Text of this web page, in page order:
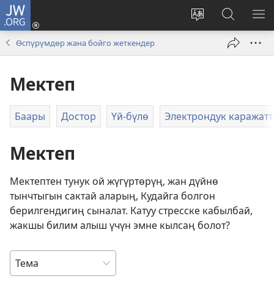
JW.ORG
Башка
тандоо
Кирүү
(жаңы
JW.ORG
сайтынан
Өспүрүмдөр жана бойго жеткендер
Мектеп
Баары Достор Үй-бүлө Электрондук
Мектеп
Мектептен тунук ой жүгүртөрүң, жан дүйнө
тынчтыгын сактай аларың, Кудайга болгон
берилгендигиң сыналат. Катуу стресске кабылбай,
жакшы билим алыш үчүн эмне кылсаң болот?